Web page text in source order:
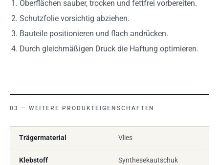
Oberflächen sauber, trocken und fettfrei vorbereiten.
Schutzfolie vorsichtig abziehen.
Bauteile positionieren und flach andrücken.
Durch gleichmäßigen Druck die Haftung optimieren.
WEITERE PRODUKTEIGENSCHAFTEN
Trägermaterial Vlies
Klebstoff Synthesekautschuk